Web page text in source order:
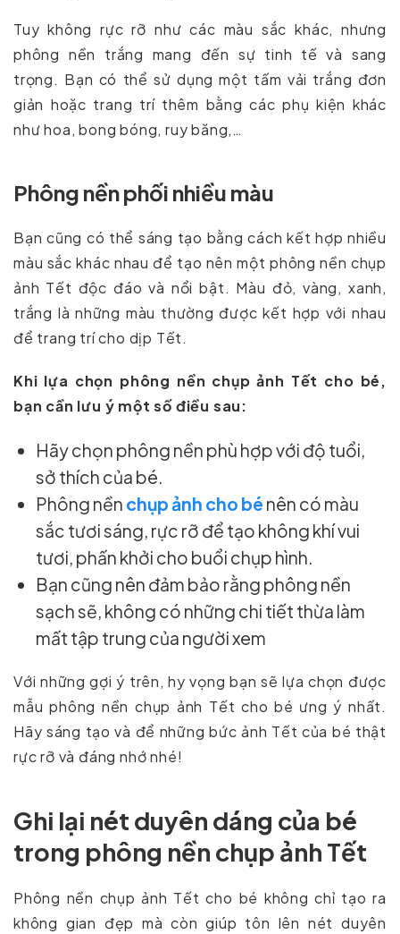
Tuy không rực rỡ như các màu sắc khác, nhưng
phông nền trắng mang đến sự tinh tế và sang
trọng. Bạn có thể sử dụng một tấm vải trắng đơn
giản hoặc trang trí thêm bằng các phụ kiện khác
như hoa, bong bóng, ruy băng,…
Phông nền phối nhiều màu
Bạn cũng có thể sáng tạo bằng cách kết hợp nhiều
màu sắc khác nhau để tạo nên một phông nền chụp
ảnh Tết độc đáo và nổi bật. Màu đỏ, vàng, xanh,
trắng là những màu thường được kết hợp với nhau
để trang trí cho dịp Tết.
Khi lựa chọn phông nền chụp ảnh Tết cho bé,
bạn cần lưu ý một số điều sau:
Hãy chọn phông nền phù hợp với độ tuổi,
sở thích của bé.
Phông nền chụp ảnh cho bé nên có màu
sắc tươi sáng, rực rỡ để tạo không khí vui
tươi, phấn khởi cho buổi chụp hình.
Bạn cũng nên đảm bảo rằng phông nền
sạch sẽ, không có những chi tiết thừa làm
mất tập trung của người xem
Với những gợi ý trên, hy vọng bạn sẽ lựa chọn được
mẫu phông nền chụp ảnh Tết cho bé ưng ý nhất.
Hãy sáng tạo và để những bức ảnh Tết của bé thật
rực rỡ và đáng nhớ nhé!
Ghi lại nét duyên dáng của bé
trong phông nền chụp ảnh Tết
Phông nền chụp ảnh Tết cho bé không chỉ tạo ra
không gian đẹp mà còn giúp tôn lên nét duyên